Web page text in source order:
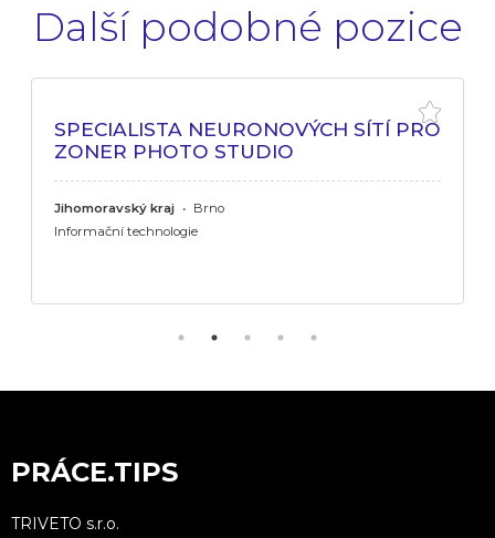
Další podobné pozice
SPECIALISTA NEURONOVÝCH SÍTÍ PRO
ZONER PHOTO STUDIO
Jihomoravský kraj • Brno
Informační technologie
PRÁCE.TIPS
TRIVETO s.r.o.